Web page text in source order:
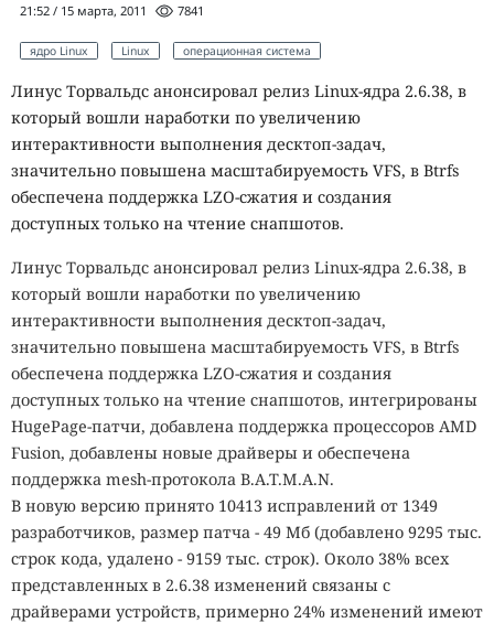
21:52 / 15 марта, 2011 7841
ядро Linux Linux операционная система
Линус Торвальдс анонсировал релиз Linux-ядра 2.6.38, в
который вошли наработки по увеличению
интерактивности выполнения десктоп-задач,
значительно повышена масштабируемость VFS, в Btrfs
обеспечена поддержка LZO-сжатия и создания
доступных только на чтение снапшотов.
Линус Торвальдс анонсировал релиз Linux-ядра 2.6.38, в
который вошли наработки по увеличению
интерактивности выполнения десктоп-задач,
значительно повышена масштабируемость VFS, в Btrfs
обеспечена поддержка LZO-сжатия и создания
доступных только на чтение снапшотов, интегрированы
HugePage-патчи, добавлена поддержка процессоров AMD
Fusion, добавлены новые драйверы и обеспечена
поддержка mesh-протокола B.A.T.M.A.N.
В новую версию принято 10413 исправлений от 1349
разработчиков, размер патча - 49 Мб (добавлено 9295 тыс.
строк кода, удалено - 9159 тыс. строк). Около 38% всех
представленных в 2.6.38 изменений связаны с
драйверами устройств, примерно 24% изменений имеют